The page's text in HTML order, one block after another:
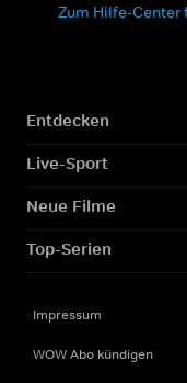
Zum Hilfe-Center
Entdecken
Live-Sport
Neue Filme
Top-Serien
Impressum
WOW Abo kündigen